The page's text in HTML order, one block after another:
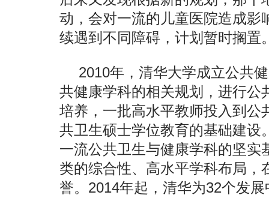
动，会对一流的儿童医院造成影
续遇到不同障碍，计划暂时搁置
2010年，清华大学成立公共
共健康学科的相关规划，进行公
培养，一批高水平教师投入到公
共卫生硕士学位教育的基础建设
一流公共卫生与健康学科的坚实
类的综合性、高水平学科布局，
誉。2014年起，清华为32个发